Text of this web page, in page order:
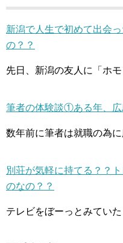
新潟で人生で初めて出会
の？？
先日、新潟の友人に「ホ
筆者の体験談①ある年、
数年前に筆者は就職の為
別荘が気軽に持てる？？
のなの？？
テレビをぼーっとみてい